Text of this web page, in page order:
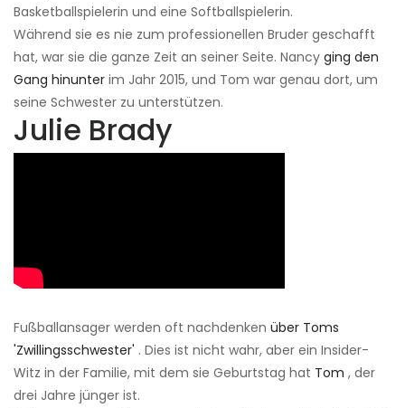
Basketballspielerin und eine Softballspielerin.
Während sie es nie zum professionellen Bruder geschafft
hat, war sie die ganze Zeit an seiner Seite. Nancy ging den
Gang hinunter im Jahr 2015, und Tom war genau dort, um
seine Schwester zu unterstützen.
Julie Brady
Fußballansager werden oft nachdenken über Toms
'Zwillingsschwester' . Dies ist nicht wahr, aber ein Insider-
Witz in der Familie, mit dem sie Geburtstag hat Tom , der
drei Jahre jünger ist.